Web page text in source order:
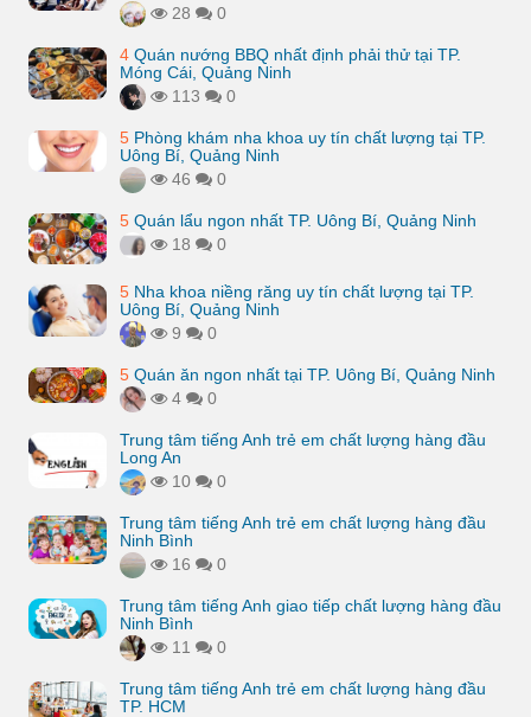
28
0
4 Quán nướng BBQ nhất định phải thử tại TP.
Móng Cái, Quảng Ninh
113
0
5 Phòng khám nha khoa uy tín chất lượng tại TP.
Uông Bí, Quảng Ninh
46
0
5 Quán lẩu ngon nhất TP. Uông Bí, Quảng Ninh
18
0
5 Nha khoa niềng răng uy tín chất lượng tại TP.
Uông Bí, Quảng Ninh
9
0
5 Quán ăn ngon nhất tại TP. Uông Bí, Quảng Ninh
4
0
Trung tâm tiếng Anh trẻ em chất lượng hàng đầu
Long An
10
0
Trung tâm tiếng Anh trẻ em chất lượng hàng đầu
Ninh Bình
16
0
Trung tâm tiếng Anh giao tiếp chất lượng hàng đầu
Ninh Bình
11
0
Trung tâm tiếng Anh trẻ em chất lượng hàng đầu
TP. HCM